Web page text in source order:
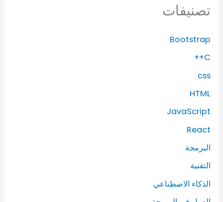
تصنيفات
Bootstrap
C++
css
HTML
JavaScript
React
البرمجة
التقنية
الذكاء الاصطناعي